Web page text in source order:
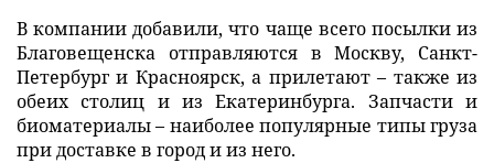
В компании добавили, что чаще всего посылки из
Благовещенска отправляются в Москву, Санкт-
Петербург и Красноярск, а прилетают – также из
обеих столиц и из Екатеринбурга. Запчасти и
биоматериалы – наиболее популярные типы груза
при доставке в город и из него.